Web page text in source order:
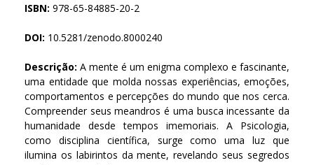
ISBN: 978-65-84885-20-2
DOI: 10.5281/zenodo.8000240
Descrição: A mente é um enigma complexo e fascinante,
uma entidade que molda nossas experiências, emoções,
comportamentos e percepções do mundo que nos cerca.
Compreender seus meandros é uma busca incessante da
humanidade desde tempos imemoriais. A Psicologia,
como disciplina científica, surge como uma luz que
ilumina os labirintos da mente, revelando seus segredos